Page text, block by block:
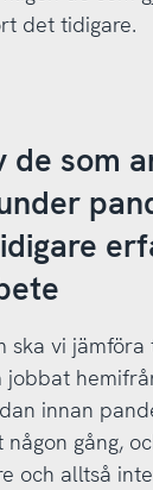
det tidigare.
de som
ska vi
jobbat
innan
någon gång,
och alltså